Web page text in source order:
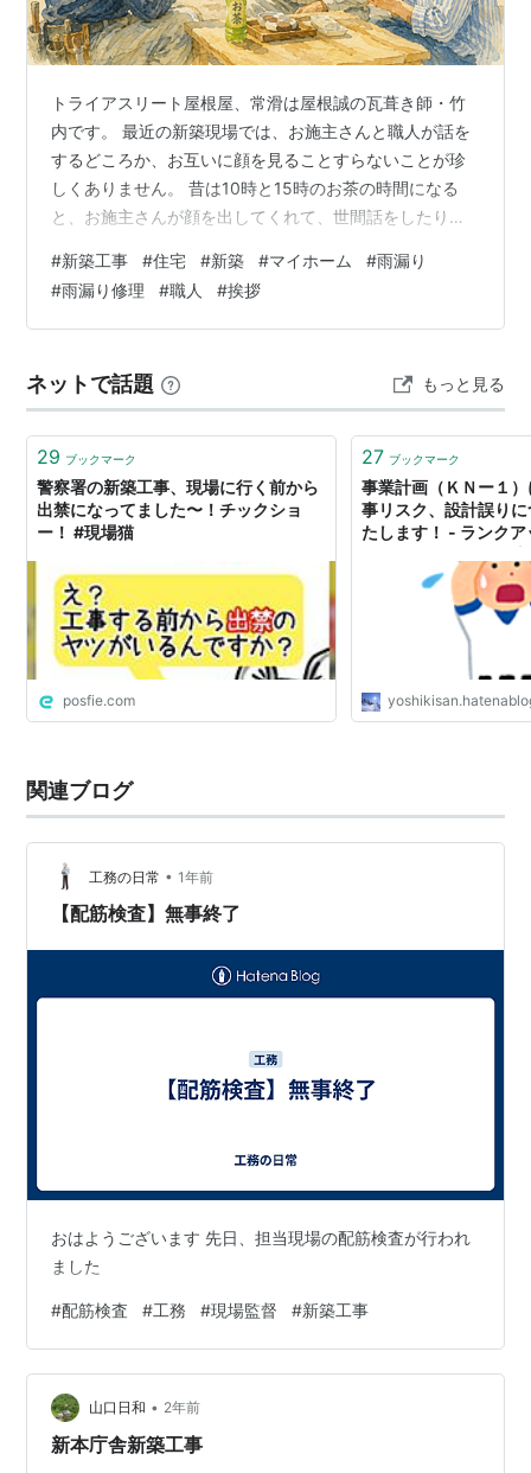
トライアスリート屋根屋、常滑は屋根誠の瓦葺き師・竹
内です。 最近の新築現場では、お施主さんと職人が話を
するどころか、お互いに顔を見ることすらないことが珍
しくありません。 昔は10時と15時のお茶の時間になる
と、お施主さんが顔を出してくれて、世間話をしたり、
ですか？」「こんなことをお願いできますか？」 そんな
疑問も、その場で職人に聞いて、その場で解決すること
ができました。 職人もお施主さんの人柄がわかるし、お
わかる。お互いに安心できる関係が自然とできていたん
です。 ところが今は、ほとんどのやり取…
#新築工事 #住宅 #新築 #マイホーム #雨漏り
#雨漏り修理 #職人 #挨拶
ネットで話題 もっと見る
29 ブックマーク
警察署の新築工事、現場に行く前から
出禁になってました〜！チックショ
ー！ #現場猫
posfie.com
27 ブックマーク
事業計画（ＫＮー１
事リスク、設計誤り
たします！ - ランク
関連ブログ
工務の日常 • 1年前
【配筋検査】無事終了
おはようございます 先日、担当現場の配筋検査が行われ
ました
#配筋検査 #工務 #現場監督 #新築工事
山口日和 • 2年前
新本庁舎新築工事